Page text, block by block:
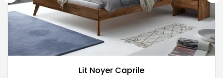
Lit Noyer Caprile